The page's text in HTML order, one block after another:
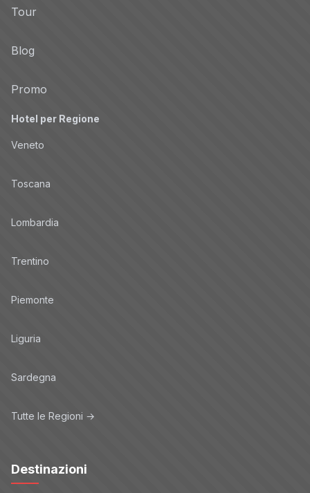
Tour
Blog
Promo
Hotel per Regione
Veneto
Toscana
Lombardia
Trentino
Piemonte
Liguria
Sardegna
Tutte le Regioni →
Destinazioni